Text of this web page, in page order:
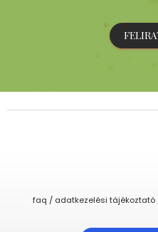
faq / adatkezelési